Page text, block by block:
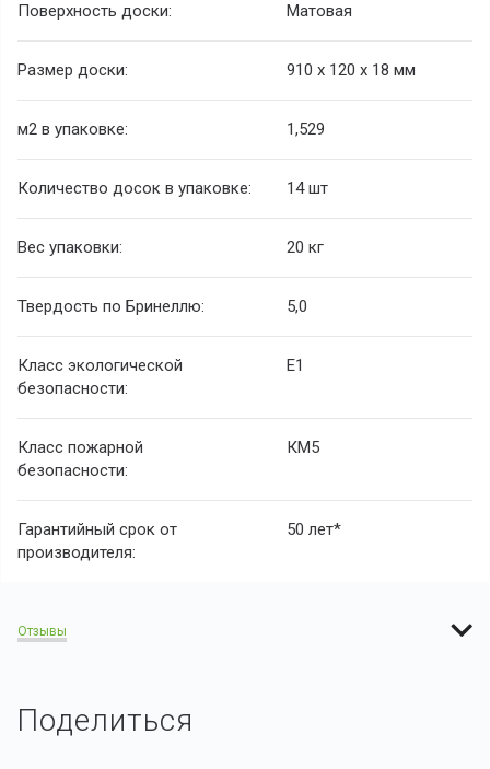
Поверхность доски: Матовая
Размер доски: 910 х 120 х 18 мм
м2 в упаковке: 1,529
Количество досок в упаковке: 14 шт
Вес упаковки: 20 кг
Твердость по Бринеллю: 5,0
Класс экологической
безопасности:
E1
Класс пожарной
безопасности:
КМ5
Гарантийный срок от
производителя:
50 лет*
Отзывы
Поделиться